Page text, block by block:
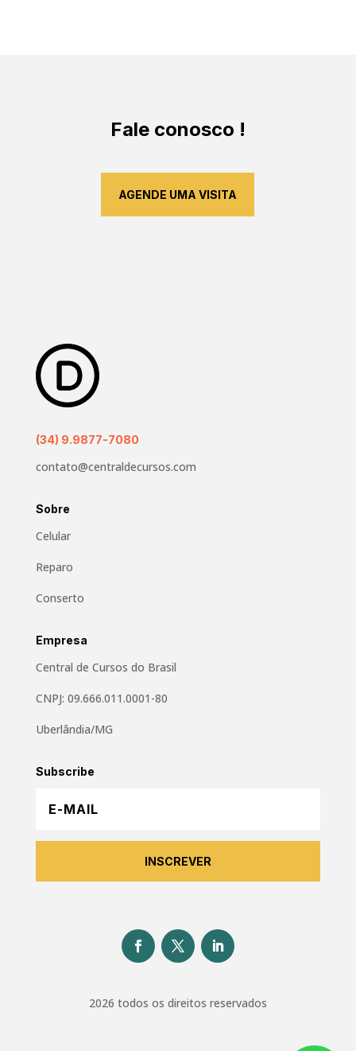
Fale conosco !
AGENDE UMA VISITA
(34) 9.9877-7080
contato@centraldecursos.com
Sobre
Celular
Reparo
Conserto
Empresa
Central de Cursos do Brasil
CNPJ: 09.666.011.0001-80
Uberlândia/MG
Subscribe
INSCREVER
2026 todos os direitos reservados